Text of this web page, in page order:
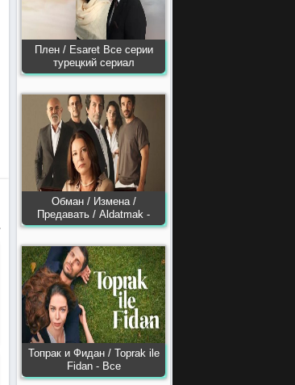
Плен / Esaret Все серии
турецкий сериал
Обман / Измена /
Предавать / Aldatmak -
Топрак и Фидан / Toprak ile
Fidan - Все